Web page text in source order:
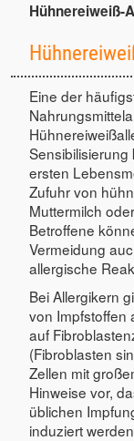
Hühnereiweiß-
Eine der
ersten
Zufuhr von
Muttermilch
Betroffene
Vermeidung
allergische
Bei Allergikern
von Impfstoffen
auf
(Fibroblasten
Zellen mit
Hinweise vor,
üblichen
induziert